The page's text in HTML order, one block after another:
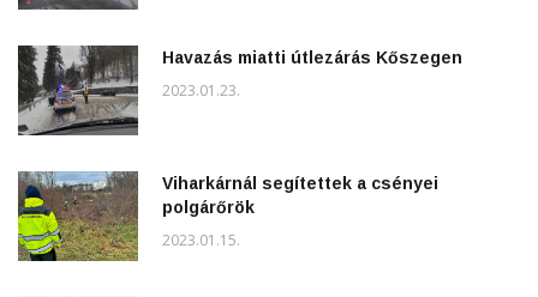
Havazás miatti útlezárás Kőszegen
2023.01.23.
Viharkárnál segítettek a csényei
polgárőrök
2023.01.15.